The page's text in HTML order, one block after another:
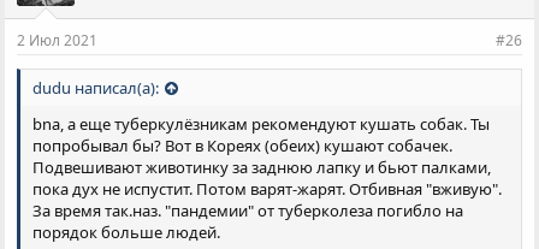
2 Июл 2021 #26
dudu написал(а):
bna, а еще туберкулёзникам рекомендуют кушать собак. Ты
попробывал бы? Вот в Кореях (обеих) кушают собачек.
Подвешивают животинку за заднюю лапку и бьют палками,
пока дух не испустит. Потом варят-жарят. Отбивная "вживую".
За время так.наз. "пандемии" от туберколеза погибло на
порядок больше людей.